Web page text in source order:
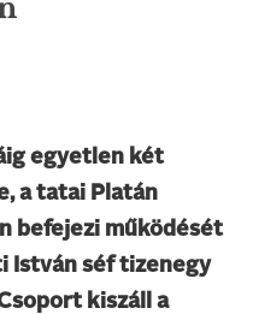
egyetlen két
a tatai Platán
befejezi működését
István séf tizenegy
kiszáll a